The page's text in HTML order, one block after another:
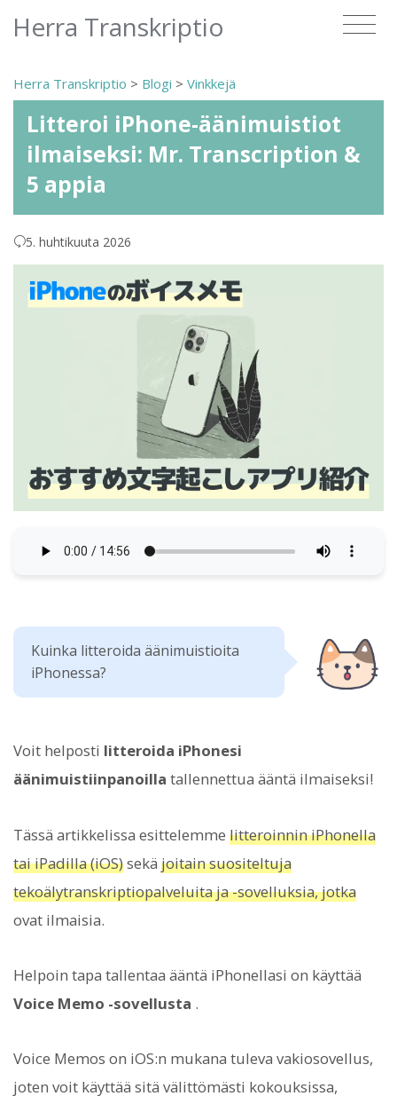
Herra Transkriptio
Herra Transkriptio > Blogi > Vinkkejä
Litteroi iPhone-äänimuistiot
ilmaiseksi: Mr. Transcription &
5 appia
5. huhtikuuta 2026
Kuinka litteroida äänimuistioita
iPhonessa?
Voit helposti litteroida iPhonesi
äänimuistiinpanoilla tallennettua ääntä ilmaiseksi!
Tässä artikkelissa esittelemme litteroinnin iPhonella
tai iPadilla (iOS)sekä joitain suositeltuja
tekoälytranskriptiopalveluita ja -sovelluksia, jotka
ovat ilmaisia.
Helpoin tapa tallentaa ääntä iPhonellasi on käyttää
Voice Memo -sovellusta .
Voice Memos on iOS:n mukana tuleva vakiosovellus,
joten voit käyttää sitä välittömästi kokouksissa,